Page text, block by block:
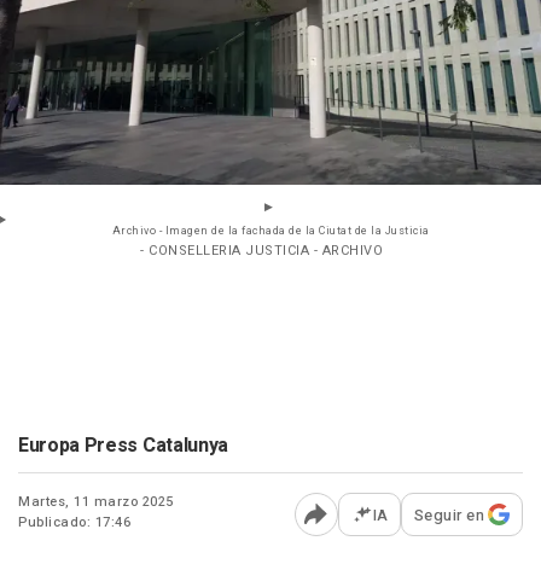
Archivo - Imagen de la fachada de la Ciutat de la Justicia
- CONSELLERIA JUSTICIA - ARCHIVO
Europa Press Catalunya
Martes, 11 marzo 2025
Publicado: 17:46
Abrir opciones para
IA Seguir en